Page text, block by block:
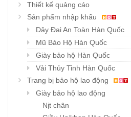
Thiết kế quảng cáo
Sản phẩm nhập khẩu
Dây Đai An Toàn Hàn Quốc
Mũ Bảo Hộ Hàn Quốc
Giày bảo hộ Hàn Quốc
Vải Thủy Tinh Hàn Quốc
Trang bị bảo hộ lao động
Giày bảo hộ lao động
Nịt chân